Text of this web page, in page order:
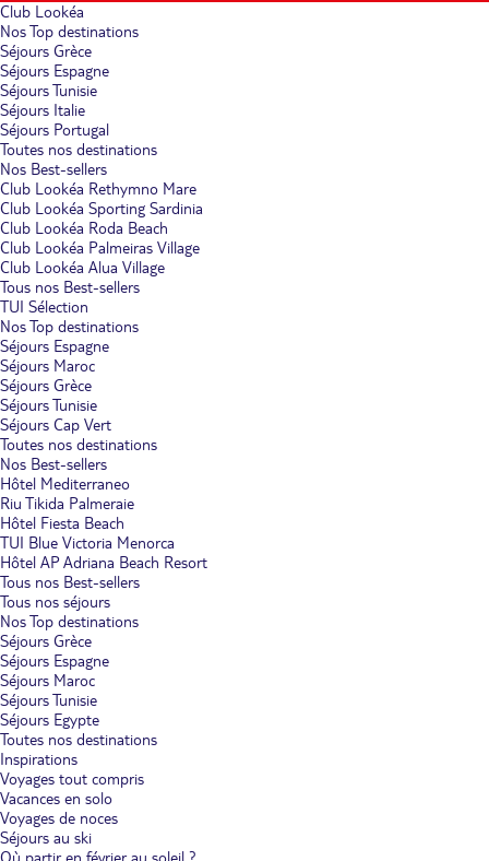
Club Lookéa
Nos Top destinations
Séjours Grèce
Séjours Espagne
Séjours Tunisie
Séjours Italie
Séjours Portugal
Toutes nos destinations
Nos Best-sellers
Club Lookéa Rethymno Mare
Club Lookéa Sporting Sardinia
Club Lookéa Roda Beach
Club Lookéa Palmeiras Village
Club Lookéa Alua Village
Tous nos Best-sellers
TUI Sélection
Nos Top destinations
Séjours Espagne
Séjours Maroc
Séjours Grèce
Séjours Tunisie
Séjours Cap Vert
Toutes nos destinations
Nos Best-sellers
Hôtel Mediterraneo
Riu Tikida Palmeraie
Hôtel Fiesta Beach
TUI Blue Victoria Menorca
Hôtel AP Adriana Beach Resort
Tous nos Best-sellers
Tous nos séjours
Nos Top destinations
Séjours Grèce
Séjours Espagne
Séjours Maroc
Séjours Tunisie
Séjours Egypte
Toutes nos destinations
Inspirations
Voyages tout compris
Vacances en solo
Voyages de noces
Séjours au ski